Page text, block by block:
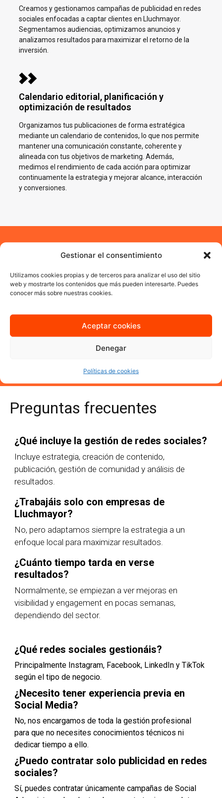
Gestionar el consentimiento
Utilizamos cookies propias y de terceros para analizar el uso del sitio
web y mostrarte los contenidos que más pueden interesarte. Puedes
conocer más sobre nuestras cookies.
Aceptar cookies
Denegar
Políticas de cookies
Creamos y gestionamos campañas de publicidad en redes
sociales enfocadas a captar clientes en Lluchmayor.
Segmentamos audiencias, optimizamos anuncios y
analizamos resultados para maximizar el retorno de la
inversión.
Calendario editorial, planificación y
optimización de resultados
Organizamos tus publicaciones de forma estratégica
mediante un calendario de contenidos, lo que nos permite
mantener una comunicación constante, coherente y
alineada con tus objetivos de marketing. Además,
medimos el rendimiento de cada acción para optimizar
continuamente la estrategia y mejorar alcance, interacción
y conversiones.
Impulsamos tu negocio en
Redes Sociales en
Lluchmayor
Quiero más información
Preguntas frecuentes
¿Qué incluye la gestión de redes sociales?
Incluye estrategia, creación de contenido,
publicación, gestión de comunidad y análisis de
resultados.
¿Trabajáis solo con empresas de
Lluchmayor?
No, pero adaptamos siempre la estrategia a un
enfoque local para maximizar resultados.
¿Cuánto tiempo tarda en verse
resultados?
Normalmente, se empiezan a ver mejoras en
visibilidad y engagement en pocas semanas,
dependiendo del sector.
¿Qué redes sociales gestionáis?
Principalmente Instagram, Facebook, LinkedIn y TikTok
según el tipo de negocio.
¿Necesito tener experiencia previa en
Social Media?
No, nos encargamos de toda la gestión profesional
para que no necesites conocimientos técnicos ni
dedicar tiempo a ello.
¿Puedo contratar solo publicidad en redes
sociales?
Sí, puedes contratar únicamente campañas de Social